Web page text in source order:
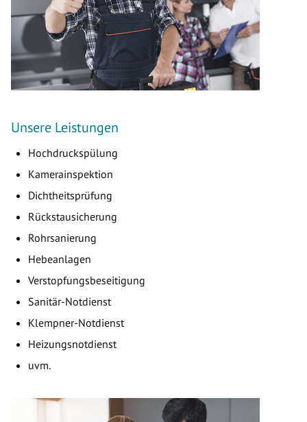
Unsere Leistungen
Hochdruckspülung
Kamerainspektion
Dichtheitsprüfung
Rückstausicherung
Rohrsanierung
Hebeanlagen
Verstopfungsbeseitigung
Sanitär-Notdienst
Klempner-Notdienst
Heizungsnotdienst
uvm.